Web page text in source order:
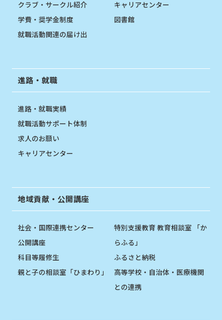
クラブ・サークル紹介
学費・奨学金制度
就職活動関連の届け出
キャリアセンター
図書館
進路・就職
進路・就職実績
就職活動サポート体制
求人のお願い
キャリアセンター
地域貢献・公開講座
社会・国際連携センター
公開講座
科目等履修生
親と子の相談室「ひまわり」
特別支援教育 教育相談室 「か
らふる」
ふるさと納税
高等学校・自治体・医療機関
との連携